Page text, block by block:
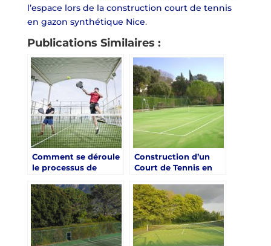
l’espace lors de la construction court de tennis
en gazon synthétique Nice.
Publications Similaires :
Comment se déroule
le processus de
court de tennis en
gazon synthétique à
Nice avec Service
Tennis ?
Construction d’un
Court de Tennis en
Nice : Les
Réglementations
Locales